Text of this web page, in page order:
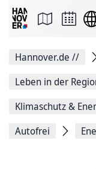
Seite
Facebook
teilen
Seitenlink
Seite
Hannover.de //
Leben in der
Klimaschutz &
Autofrei